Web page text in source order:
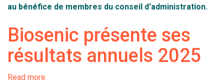
l'émission
droits
de
souscription
au bénéfice de membres du conseil d'administration.
Biosenic présente ses
résultats annuels 2025
Read more